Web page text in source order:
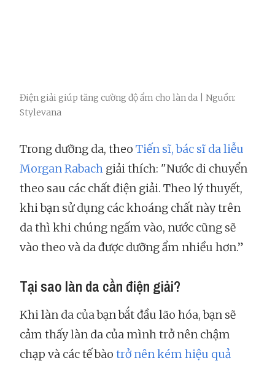
Điện giải giúp tăng cường độ ẩm cho làn da | Nguồn:
Stylevana
Trong dưỡng da, theo Tiến sĩ, bác sĩ da liễu
Morgan Rabach giải thích: "Nước di chuyển
theo sau các chất điện giải. Theo lý thuyết,
khi bạn sử dụng các khoáng chất này trên
da thì khi chúng ngấm vào, nước cũng sẽ
vào theo và da được dưỡng ẩm nhiều hơn.”
Tại sao làn da cần điện giải?
Khi làn da của bạn bắt đầu lão hóa, bạn sẽ
cảm thấy làn da của mình trở nên chậm
chạp và các tế bào trở nên kém hiệu quả